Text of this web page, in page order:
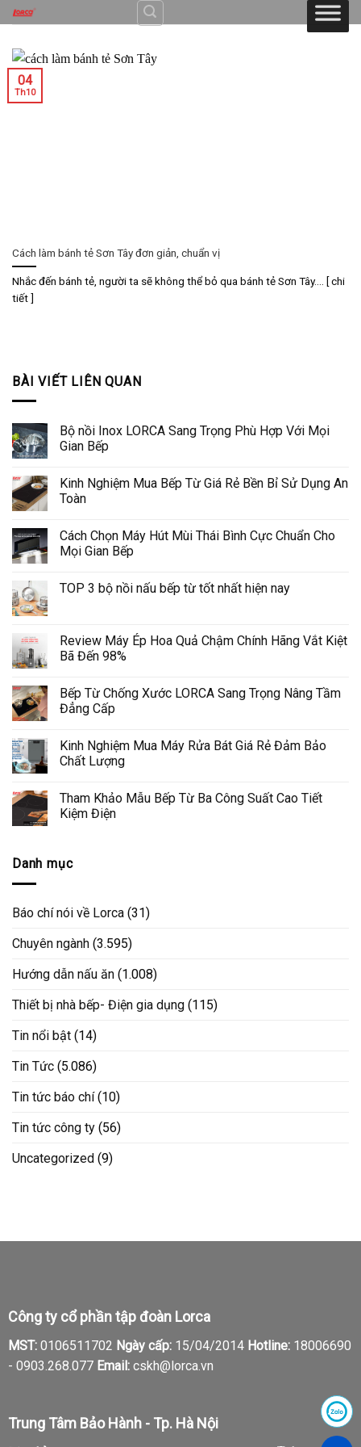
Skip
to
content
Cách làm bánh tẻ Sơn Tây đơn giản, chuẩn vị
Nhắc đến bánh tẻ, người ta sẽ không thể bỏ qua bánh tẻ Sơn Tây.... [ chi
tiết ]
04
Th10
BÀI VIẾT LIÊN QUAN
Bộ nồi Inox LORCA Sang Trọng Phù Hợp Với Mọi
Gian Bếp
Kinh Nghiệm Mua Bếp Từ Giá Rẻ Bền Bỉ Sử Dụng An
Toàn
Cách Chọn Máy Hút Mùi Thái Bình Cực Chuẩn Cho
Mọi Gian Bếp
TOP 3 bộ nồi nấu bếp từ tốt nhất hiện nay
Review Máy Ép Hoa Quả Chậm Chính Hãng Vắt Kiệt
Bã Đến 98%
Bếp Từ Chống Xước LORCA Sang Trọng Nâng Tầm
Đẳng Cấp
Kinh Nghiệm Mua Máy Rửa Bát Giá Rẻ Đảm Bảo
Chất Lượng
Tham Khảo Mẫu Bếp Từ Ba Công Suất Cao Tiết
Kiệm Điện
Danh mục
Báo chí nói về Lorca (31)
Chuyên ngành (3.595)
Hướng dẫn nấu ăn (1.008)
Thiết bị nhà bếp- Điện gia dụng (115)
Tin nổi bật (14)
Tin Tức (5.086)
Tin tức báo chí(10)
Tin tức công ty (56)
Uncategorized (9)
Công ty cổ phần tập đoàn Lorca
MST:0106511702 Ngày cấp:15/04/2014 Hotline:18006690
- 0903.268.077 Email:cskh@lorca.vn
Trung Tâm Bảo Hành - Tp. Hà Nội